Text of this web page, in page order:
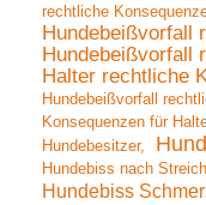
rechtliche
Hundebeißvorfall
Hundebeißvorfall
Halter rechtliche
Hundebeißvorfall
Konsequenzen für
Hundebesitzer
Hundebiss nach
Hundebiss